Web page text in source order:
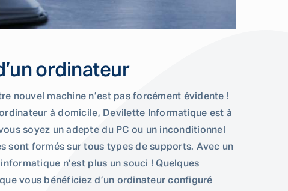
ordinateur
nouvel machine n’est pas forcément évidente !
à domicile, Devilette Informatique est à
soyez un adepte du PC ou un inconditionnel
sont formés sur tous types de supports. Avec un
n’est plus un souci ! Quelques
vous bénéficiez d’un ordinateur configuré